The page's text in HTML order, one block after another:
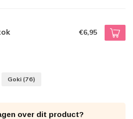
€6,95
Goki (76)
over dit product?